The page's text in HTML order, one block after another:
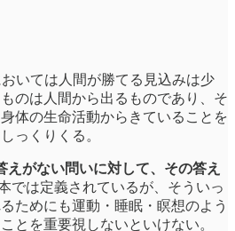
いては人間が勝てる見込みは少
のは人間から出るものであり、そ
体の生命活動からきていることを
っくりくる。
えがない問いに対して、その答え
では定義されているが、そういっ
ためにも運動・睡眠・瞑想のよう
とを重要視しないといけない。